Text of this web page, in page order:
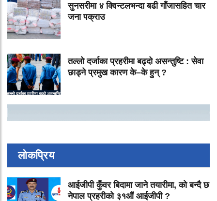
सुनसरीमा ४ क्विन्टलभन्दा बढी गाँजासहित चार
जना पक्राउ
तल्लो दर्जाका प्रहरीमा बढ्दो असन्तुष्टि : सेवा
छाड्ने प्रमुख कारण के–के हुन् ?
लोकप्रिय
आईजीपी कुँवर बिदामा जाने तयारीमा, को बन्दै छ
नेपाल प्रहरीको ३१औं आईजीपी ?